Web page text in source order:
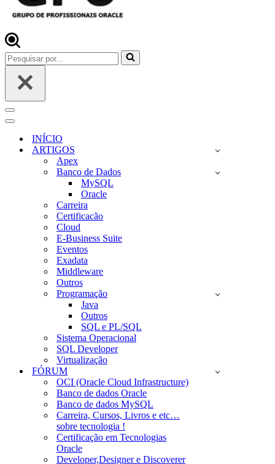
Pesquisar
por...
Menu
de
navegação
Menu
navegaçãoINÍCIO
ARTIGOS
Apex
Banco de Dados
MySQL
Oracle
Carreira
Certificacão
Cloud
E-Business Suite
Eventos
Exadata
Middleware
Outros
Programação
Java
Outros
SQL e PL/SQL
Sistema Operacional
SQL Developer
Virtualização
FÓRUM
OCI (Oracle Cloud Infrastructure)
Banco de dados Oracle
Banco de dados MySQL
Carreira, Cursos, Livros e etc…
sobre tecnologia !
Certificação em Tecnologias
Oracle
Developer,Designer e Discoverer